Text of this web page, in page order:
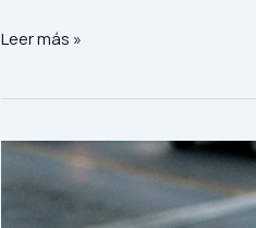
¿Qué
un
Leer más »